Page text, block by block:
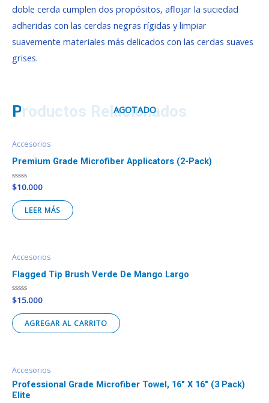
doble cerda cumplen dos propósitos, aflojar la suciedad
adheridas con las cerdas negras rígidas y limpiar
suavemente materiales más delicados con las cerdas suaves
grises.
Productos Relacionados
AGOTADO
Accesorios
Premium Grade Microfiber Applicators (2-Pack)
Valorado
en
0
de
5
$10.000
LEER MÁS
Accesorios
Flagged Tip Brush Verde De Mango Largo
Valorado
en
0
de
5
$15.000
AGREGAR AL CARRITO
Accesorios
Professional Grade Microfiber Towel, 16″ X 16″ (3 Pack)
Elite